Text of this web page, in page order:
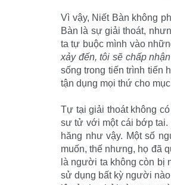
Vì vậy, Niết Bàn không
Bàn là sự giải thoát,
ta tự buộc mình vào
xảy đến, tôi sẽ chấp
sống trong tiến trình tiến
tận dụng mọi thứ cho
Tự tại giải thoát không
sư tử với một cái bớp tai.
hăng như vậy. Một số
muốn, thế nhưng, họ đã
là người ta không còn bị
sử dụng bất kỳ người